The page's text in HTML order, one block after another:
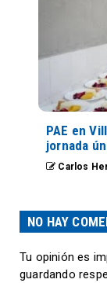
PAE en
jornada
Carlos
NO HAY
Tu opinión es
guardando